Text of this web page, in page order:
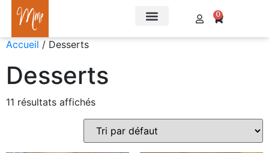
0
Accueil / Desserts
Desserts
11 résultats affichés